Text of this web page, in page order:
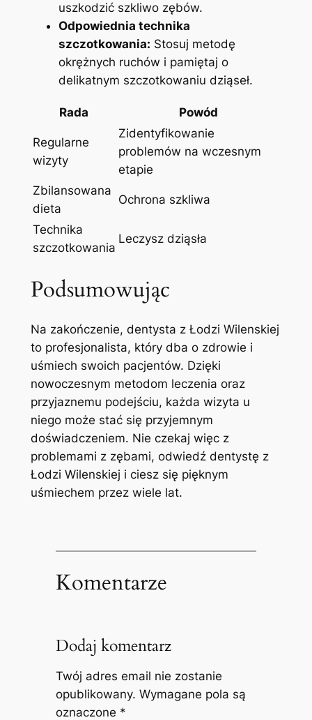
uszkodzić szkliwo zębów.
Odpowiednia technika
szczotkowania: Stosuj metodę
okrężnych‍ ruchów i ⁢pamiętaj o
delikatnym szczotkowaniu dziąseł.
Rada Powód
Regularne
‍wizyty
Zidentyfikowanie
problemów na wczesnym
etapie
Zbilansowana‍
dieta
Ochrona szkliwa
Technika
⁣szczotkowania
Leczysz dziąsła
Podsumowując
Na zakończenie, dentysta z⁣ Łodzi‍ Wilenskiej
to ⁣profesjonalista, który dba‌ o zdrowie i
⁢uśmiech ⁢swoich pacjentów. Dzięki
⁤nowoczesnym ​metodom leczenia oraz
przyjaznemu podejściu, ⁤każda⁣ wizyta u
niego ‌może stać się​ przyjemnym​
doświadczeniem. Nie czekaj więc z
problemami z ⁢zębami, odwiedź dentystę z
⁢Łodzi Wilenskiej i ciesz ⁢się ‍pięknym
uśmiechem przez wiele lat.
Komentarze
Dodaj komentarz
Twój adres email nie zostanie
opublikowany. Wymagane pola są
oznaczone *